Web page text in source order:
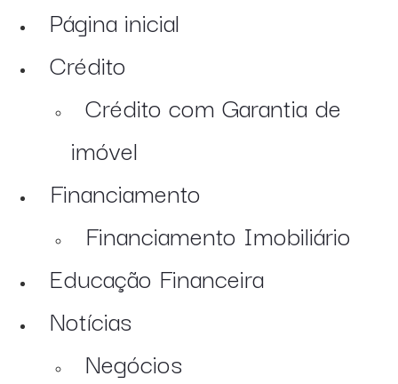
Página inicial
Crédito
Crédito com Garantia de
imóvel
Financiamento
Financiamento Imobiliário
Educação Financeira
Notícias
Negócios